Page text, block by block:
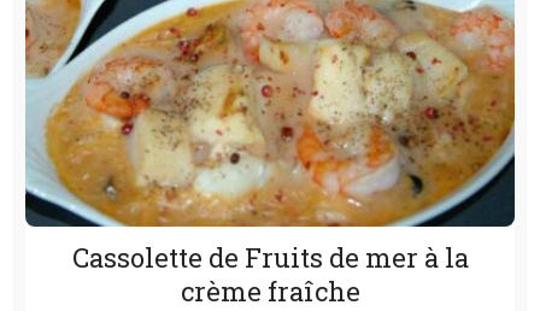
Cassolette de Fruits de mer à la
crème fraîche